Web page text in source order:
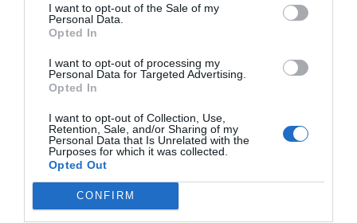
I want to opt-out of the Sale of my
Personal Data.
Opted In
I want to opt-out of processing my
Personal Data for Targeted Advertising.
Opted In
I want to opt-out of Collection, Use,
Retention, Sale, and/or Sharing of my
Personal Data that Is Unrelated with the
Purposes for which it was collected.
Opted Out
CONFIRM
Ädelostsås eller Gorgonzolasås
Ädelostsås eller Gorgonzolasås är en mycket enkel
och god sås att laga med salt och fyllig smak av...